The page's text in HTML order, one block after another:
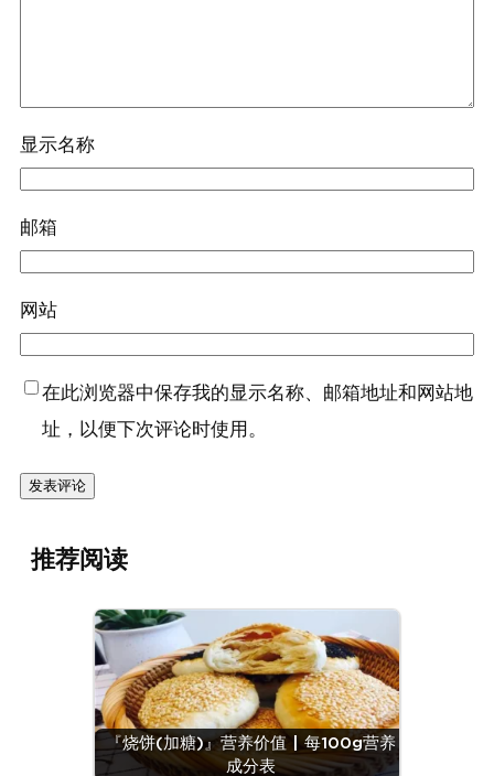
显示名称
邮箱
网站
在此浏览器中保存我的显示名称、邮箱地址和网站地
址，以便下次评论时使用。
推荐阅读
『烧饼(加糖)』营养价值 | 每100g营养
成分表